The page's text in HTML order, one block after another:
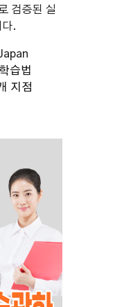
검증된 실
다.
습법
지점